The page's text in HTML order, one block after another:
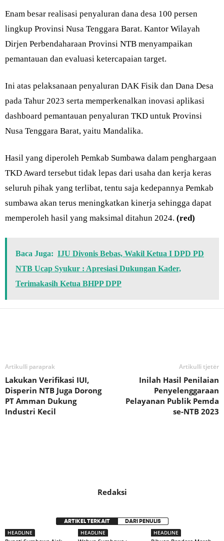
Enam besar realisasi penyaluran dana desa 100 persen
lingkup Provinsi Nusa Tenggara Barat. Kantor Wilayah
Dirjen Perbendaharaan Provinsi NTB menyampaikan
pemantauan dan evaluasi ketercapaian target.
Ini atas pelaksanaan penyaluran DAK Fisik dan Dana Desa
pada Tahur 2023 serta memperkenalkan inovasi aplikasi
dashboard pemantauan penyaluran TKD untuk Provinsi
Nusa Tenggara Barat, yaitu Mandalika.
Hasil yang diperoleh Pemkab Sumbawa dalam penghargaan
TKD Award tersebut tidak lepas dari usaha dan kerja keras
seluruh pihak yang terlibat, tentu saja kedepannya Pemkab
sumbawa akan terus meningkatkan kinerja sehingga dapat
memperoleh hasil yang maksimal ditahun 2024. (red)
Baca Juga: IJU Divonis Bebas, Wakil Ketua I DPD PD
NTB Ucap Syukur : Apresiasi Dukungan Kader,
Terimakasih Ketua BHPP DPP
Artikulli paraprak
Lakukan Verifikasi IUI,
Disperin NTB Juga Dorong
PT Amman Dukung
Industri Kecil
Artikulli tjetër
Inilah Hasil Penilaian
Penyelenggaraan
Pelayanan Publik Pemda
se-NTB 2023
Redaksi
ARTIKEL TERKAIT DARI PENULIS
HEADLINE HEADLINE HEADLINE